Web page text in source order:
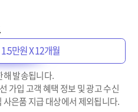
만원 X 12개월
해 발송됩니다.
가입 고객 혜택 정보 및 광고 수신
사은품 지급 대상에서 제외됩니다.